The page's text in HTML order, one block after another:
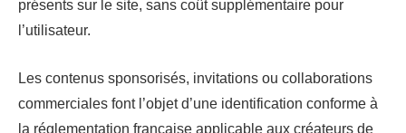
présents sur le site, sans coût supplémentaire pour
l’utilisateur.
Les contenus sponsorisés, invitations ou collaborations
commerciales font l’objet d’une identification conforme à
la réglementation française applicable aux créateurs de